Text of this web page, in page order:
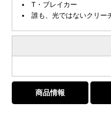
T・ブレイカー
誰も、光ではないクリー
商品情報